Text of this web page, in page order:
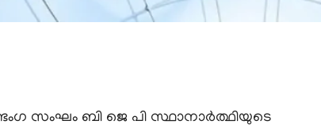
സംഘം ബി ജെ പി സ്ഥാനാർത്ഥിയുടെ